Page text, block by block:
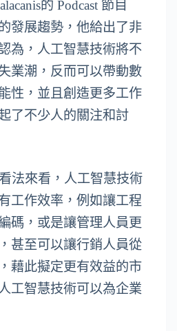
的 Podcast 節目
發展趨勢，他給出了非
為，人工智慧技術將不
業潮，反而可以帶動數
性，並且創造更多工作
了不少人的關注和討
法來看，人工智慧技術
工作效率，例如讓工程
碼，或是讓管理人員更
甚至可以讓行銷人員從
藉此擬定更有效益的市
工智慧技術可以為企業